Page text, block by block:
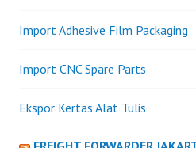
Import Adhesive Film Packaging
Import CNC Spare Parts
Ekspor Kertas Alat Tulis